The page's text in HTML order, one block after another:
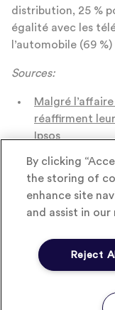
distribution, 25 %
égalité avec les
l’automobile (69
Sources:
Malgré
réaffirment
Ipsos
Edition 2012
aux
Conférence
« Valeur en
By clicking
the storing of
enhance site
and assist in
Reject All